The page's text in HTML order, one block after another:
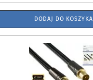
DODAJ DO KOSZYKA